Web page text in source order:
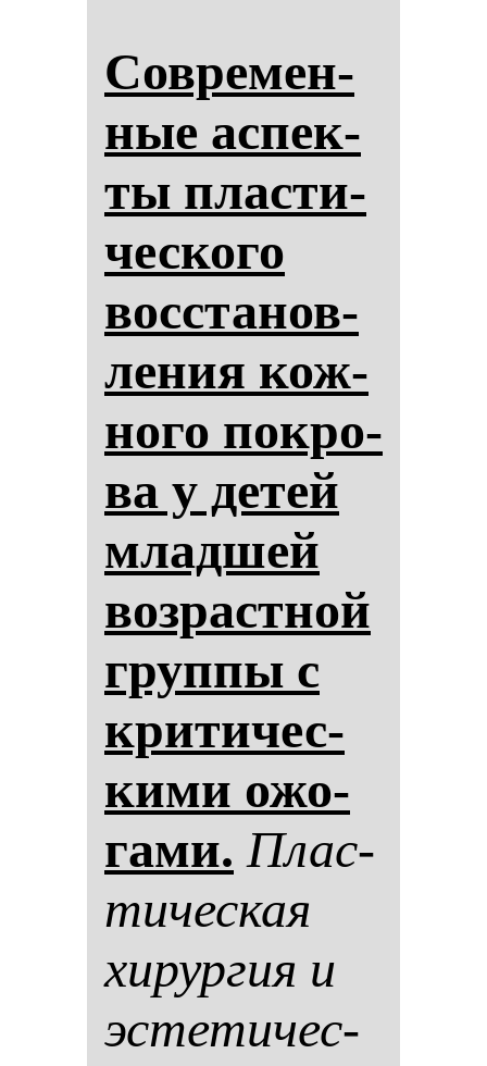
Сов­ре­мен­
ные ас­пек­
ты плас­ти­
чес­ко­го
вос­ста­нов­
ле­ния кож­
но­го пок­ро­
ва у де­тей
млад­шей
воз­рас­тной
груп­пы с
кри­ти­чес­
ки­ми ожо­
га­ми. Плас­
ти­чес­кая
хи­рур­гия и
эс­те­ти­чес­